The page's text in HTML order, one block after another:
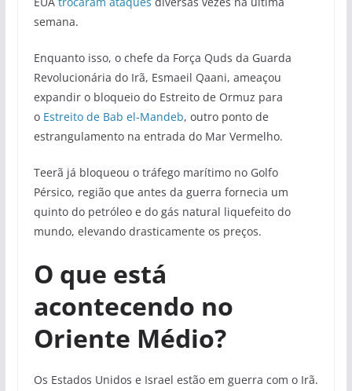
semana.
Enquanto isso, o chefe da Força Quds da Guarda
Revolucionária do Irã, Esmaeil Qaani, ameaçou
expandir o bloqueio do Estreito de Ormuz para
o Estreito de Bab el-Mandeb, outro ponto de
estrangulamento na entrada do Mar Vermelho.
Teerã já bloqueou o tráfego marítimo no Golfo
Pérsico, região que antes da guerra fornecia um
quinto do petróleo e do gás natural liquefeito do
mundo, elevando drasticamente os preços.
O que está
acontecendo no
Oriente Médio?
Os Estados Unidos e Israel estão em guerra com o Irã.